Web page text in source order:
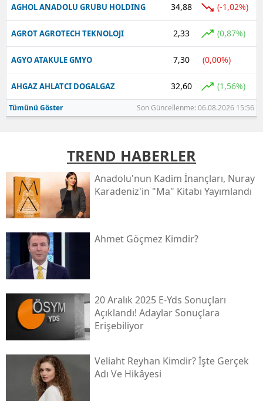
AGHOL ANADOLU GRUBU HOLDING 34,88 (-1,02%)
AGROT AGROTECH TEKNOLOJI 2,33 (0,87%)
AGYO ATAKULE GMYO 7,30 (0,00%)
AHGAZ AHLATCI DOGALGAZ 32,60 (1,56%)
Tümünü Göster Son Güncellenme: 06.08.2026 15:56
TREND HABERLER
Anadolu'nun Kadim İnançları, Nuray
Karadeniz'in "ma" Kitabı Yayımlandı
Ahmet Göçmez Kimdir?
20 Aralık 2025 E-Yds Sonuçları
Açıklandı! Adaylar Sonuçlara
Erişebiliyor
Veliaht Reyhan Kimdir? İşte Gerçek
Adı Ve Hikâyesi